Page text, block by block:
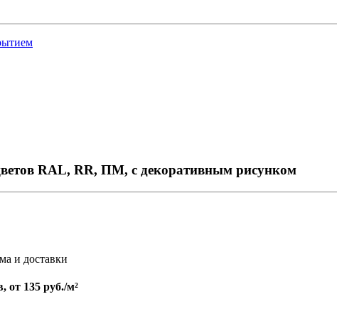
RAL, RR, ПМ, с декоративным рисунком
и доставки
от 135 руб./м²